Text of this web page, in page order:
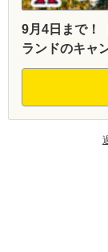
9月4日まで！
ランドのキャ